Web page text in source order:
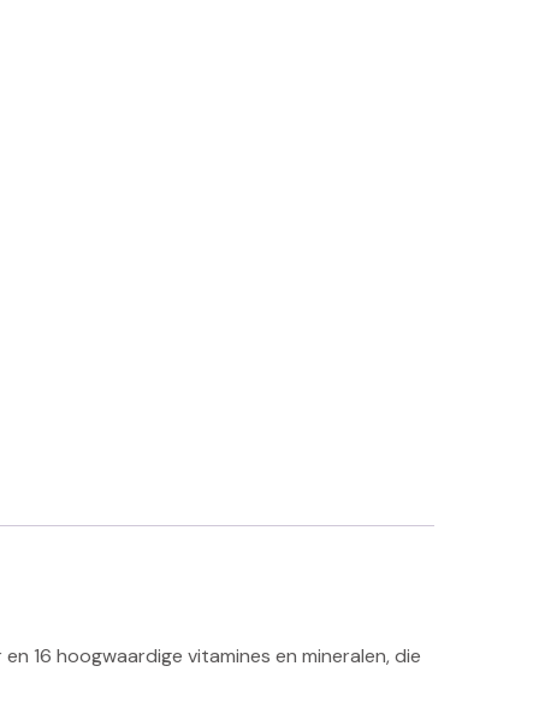
16 hoogwaardige vitamines en mineralen, die